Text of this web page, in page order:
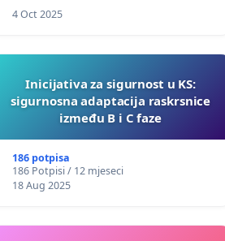
4 Oct 2025
Inicijativa za sigurnost u KS:
sigurnosna adaptacija raskrsnice
između B i C faze
186 potpisa
186 Potpisi / 12 mjeseci
18 Aug 2025